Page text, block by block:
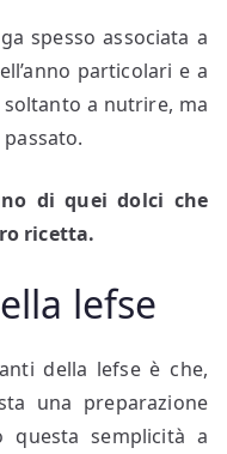
spesso associata a
particolari e a
a nutrire, ma
di quei dolci che
ricetta.
lefse
della lefse è che,
una preparazione
questa semplicità a